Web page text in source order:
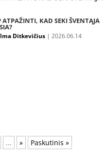
ATPAŽINTI, KAD SEKI ŠVENTĄJA
Ditkevičius| 2026.06.14
... » Paskutinis »